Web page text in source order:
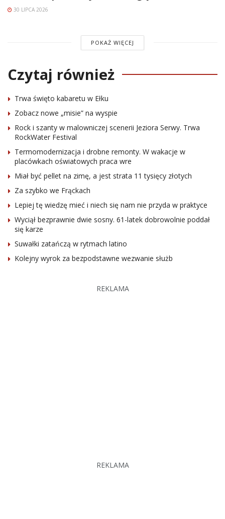
30 LIPCA 2026
POKAŻ WIĘCEJ
Czytaj również
Trwa święto kabaretu w Ełku
Zobacz nowe „misie” na wyspie
Rock i szanty w malowniczej scenerii Jeziora Serwy. Trwa
RockWater Festival
Termomodernizacja i drobne remonty. W wakacje w
placówkach oświatowych praca wre
Miał być pellet na zimę, a jest strata 11 tysięcy złotych
Za szybko we Frąckach
Lepiej tę wiedzę mieć i niech się nam nie przyda w praktyce
Wyciął bezprawnie dwie sosny. 61-latek dobrowolnie poddał
się karze
Suwałki zatańczą w rytmach latino
Kolejny wyrok za bezpodstawne wezwanie służb
REKLAMA
REKLAMA